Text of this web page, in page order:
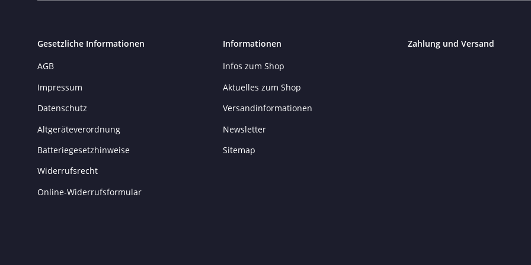
Gesetzliche Informationen
AGB
Impressum
Datenschutz
Altgeräteverordnung
Batteriegesetzhinweise
Widerrufsrecht
Online-Widerrufsformular
Informationen
Infos zum Shop
Aktuelles zum Shop
Versandinformationen
Newsletter
Sitemap
Zahlung und Versand